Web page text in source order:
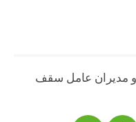
و مدیران عامل سقف